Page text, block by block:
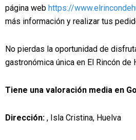
página web https://
más información y realizar tus
No pierdas la oportunidad de
gastronómica única en El Rincón de
Tiene una valoración media en
Dirección: , Isla Cristina, Huelva